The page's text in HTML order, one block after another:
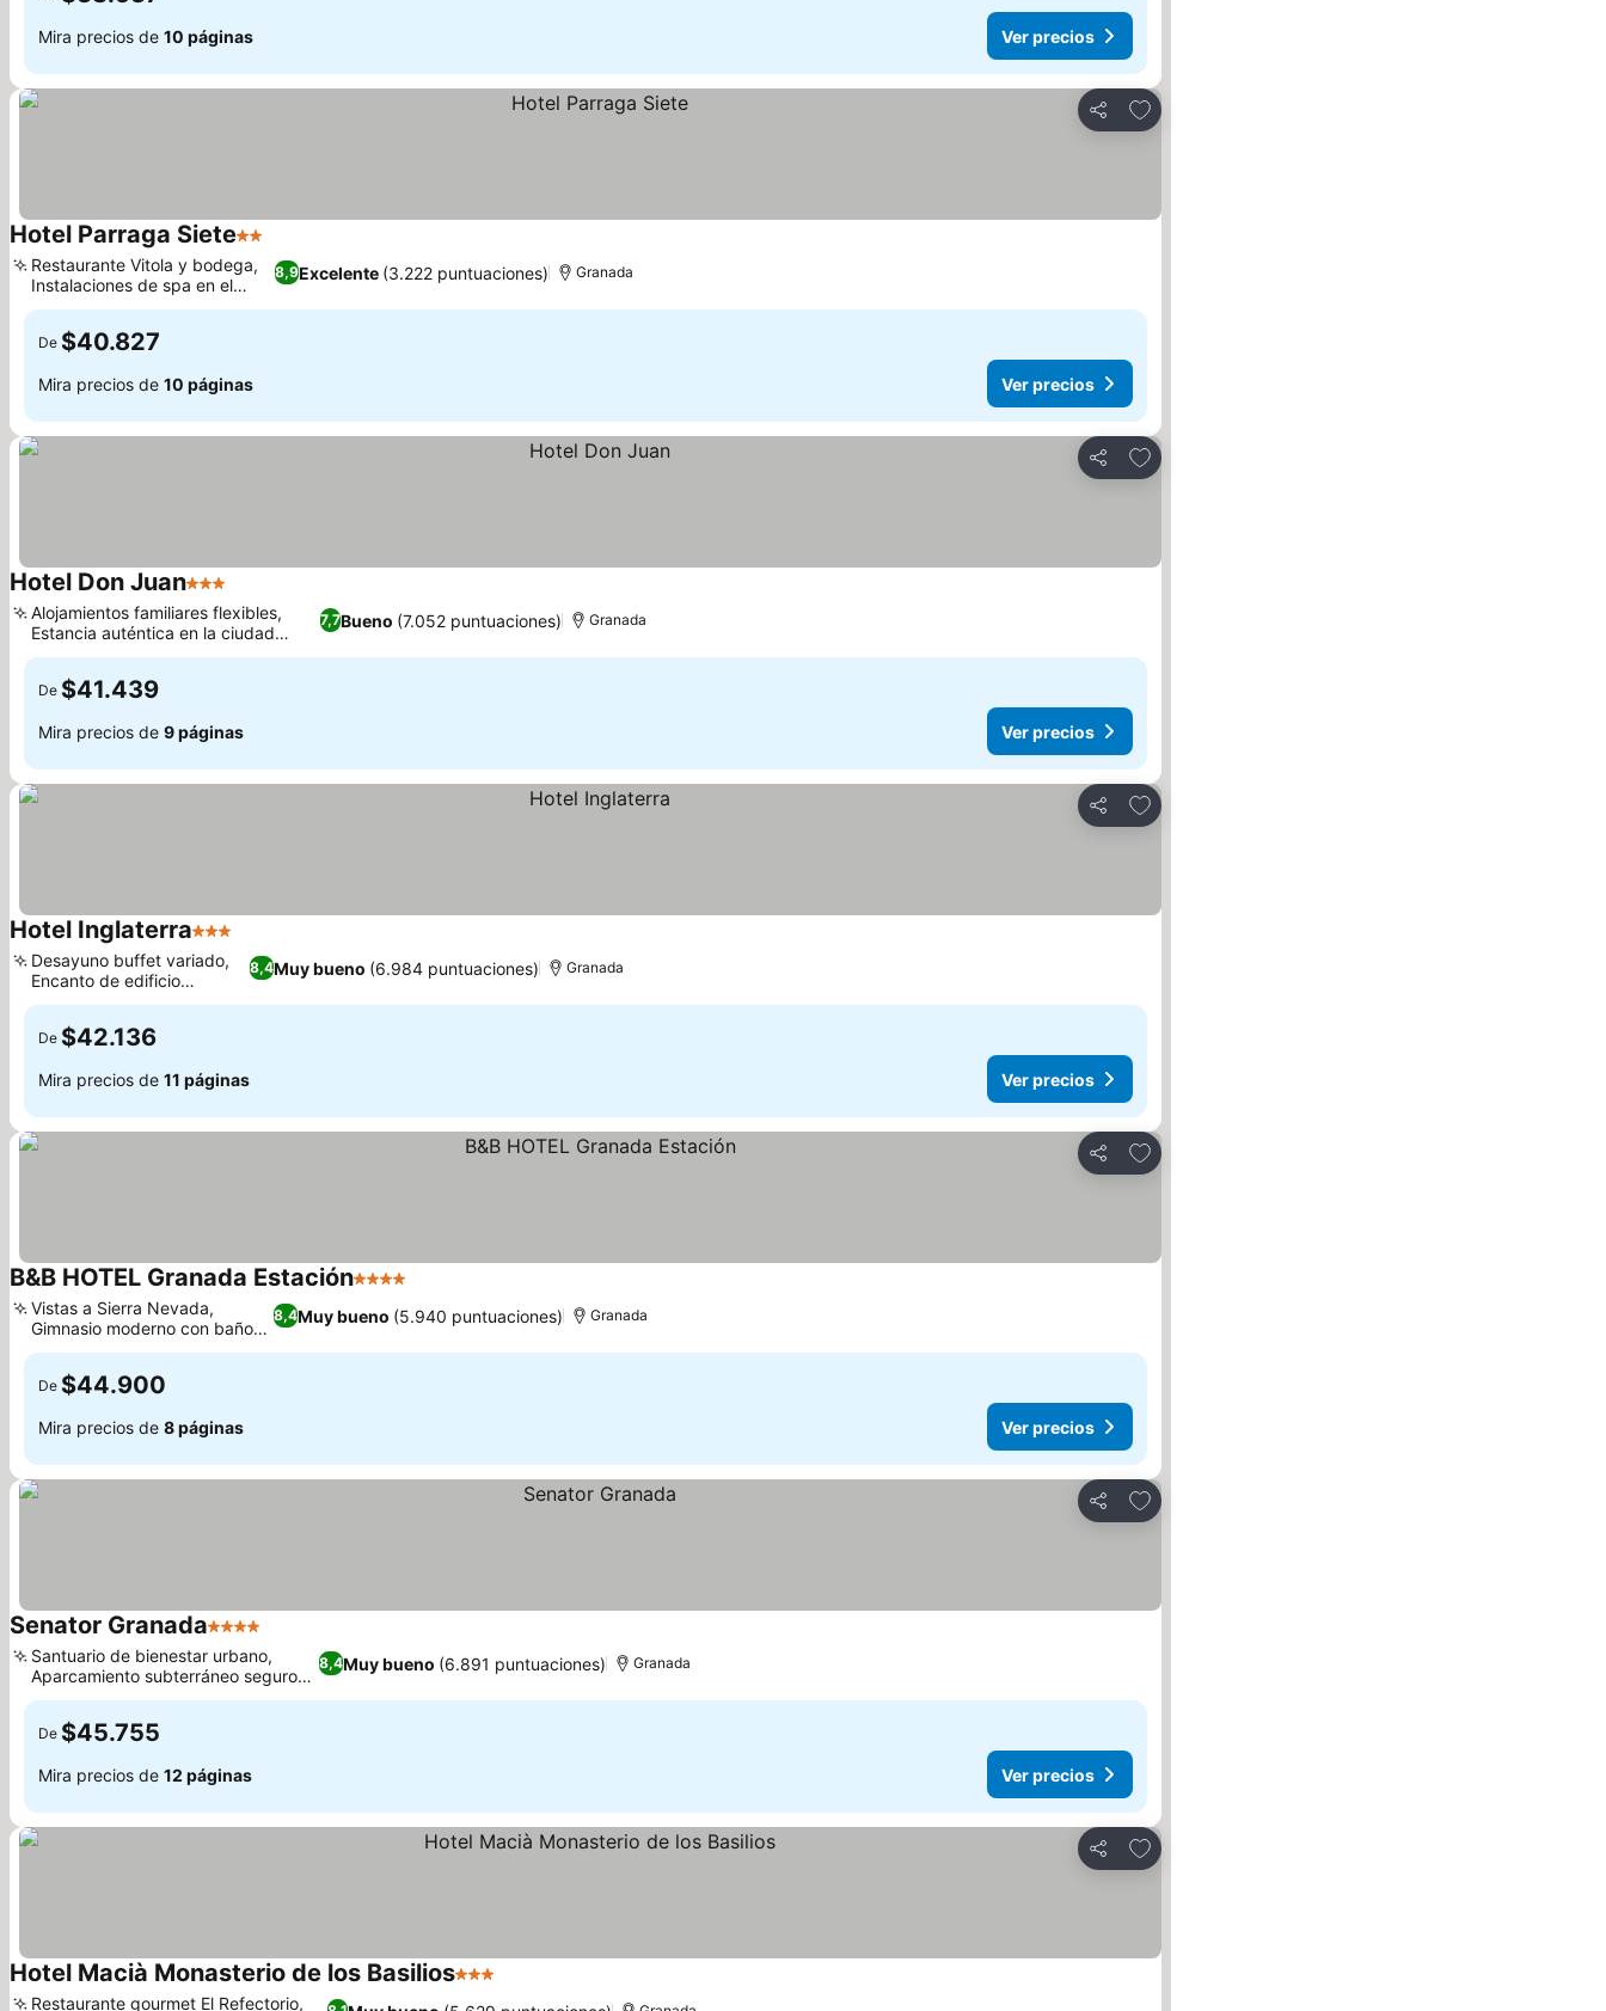
Mira precios de 10 páginas Ver precios
Compartir
Agregar a favoritos
Hotel Parraga Siete2 Estrellas
8,9Excelente (3.222 puntuaciones)
Restaurante Vitola y bodega,
Instalaciones de spa en el
hotel
Granada
De $40.827
Mira precios de 10 páginas Ver precios
Compartir
Agregar a favoritos
Hotel Don Juan3 Estrellas
7,7Bueno (7.052 puntuaciones)
Alojamientos familiares flexibles,
Estancia auténtica en la ciudad
andaluza
Granada
De $41.439
Mira precios de 9 páginas Ver precios
Compartir
Agregar a favoritos
Hotel Inglaterra3 Estrellas
8,4Muy bueno (6.984 puntuaciones)
Desayuno buffet variado,
Encanto de edificio
histórico
Granada
De $42.136
Mira precios de 11 páginas Ver precios
Compartir
Agregar a favoritos
B&B HOTEL Granada Estación4 Estrellas
8,4Muy bueno (5.940 puntuaciones)
Vistas a Sierra Nevada,
Gimnasio moderno con baño
de vapor
Granada
De $44.900
Mira precios de 8 páginas Ver precios
Compartir
Agregar a favoritos
Senator Granada4 Estrellas
8,4Muy bueno (6.891 puntuaciones)
Santuario de bienestar urbano,
Aparcamiento subterráneo seguro
con elevador
Granada
De $45.755
Mira precios de 12 páginas Ver precios
Compartir
Agregar a favoritos
Hotel Macià Monasterio de los Basilios3 Estrellas
Restaurante gourmet El Refectorio,